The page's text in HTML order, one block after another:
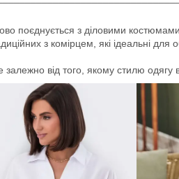
поєднується з діловими
з комірцем, які ідеальні
залежно від того, якому стилю одягу